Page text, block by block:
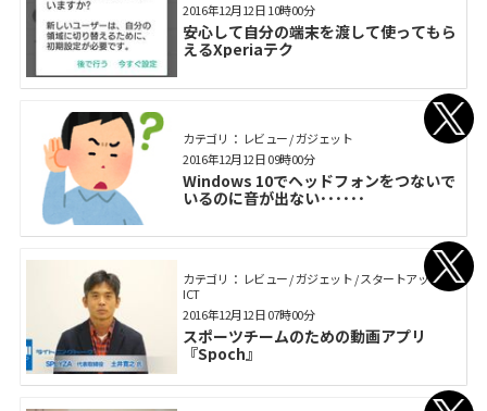
安心して自分の端末を渡して使ってもら
えるXperiaテク
2016年12月12日 10時00分
カテゴリ： レビュー / ガジェット
Windows 10でヘッドフォンをつないで
いるのに音が出ない･･････
2016年12月12日 09時00分
カテゴリ： レビュー / ガジェット / スタートアップ /
ICT
スポーツチームのための動画アプリ
『Spoch』
2016年12月12日 07時00分